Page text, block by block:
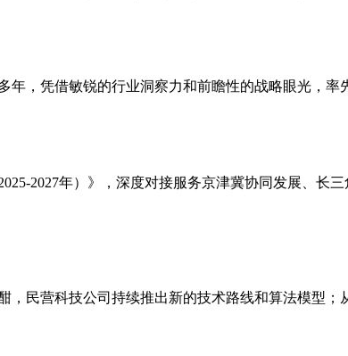
，凭借敏锐的行业洞察力和前瞻性的战略眼光，率
2027年）》，深度对接服务京津冀协同发展、长三
民营科技公司持续推出新的技术路线和算法模型；